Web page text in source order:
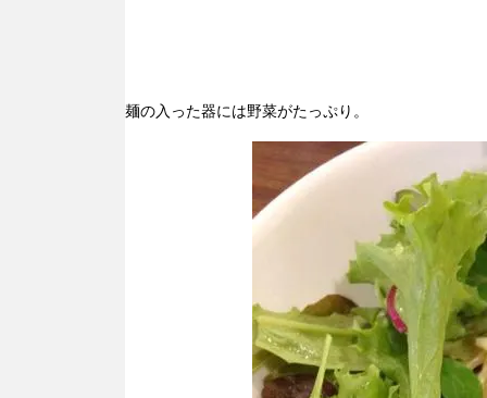
麺の入った器には野菜がたっぷり。